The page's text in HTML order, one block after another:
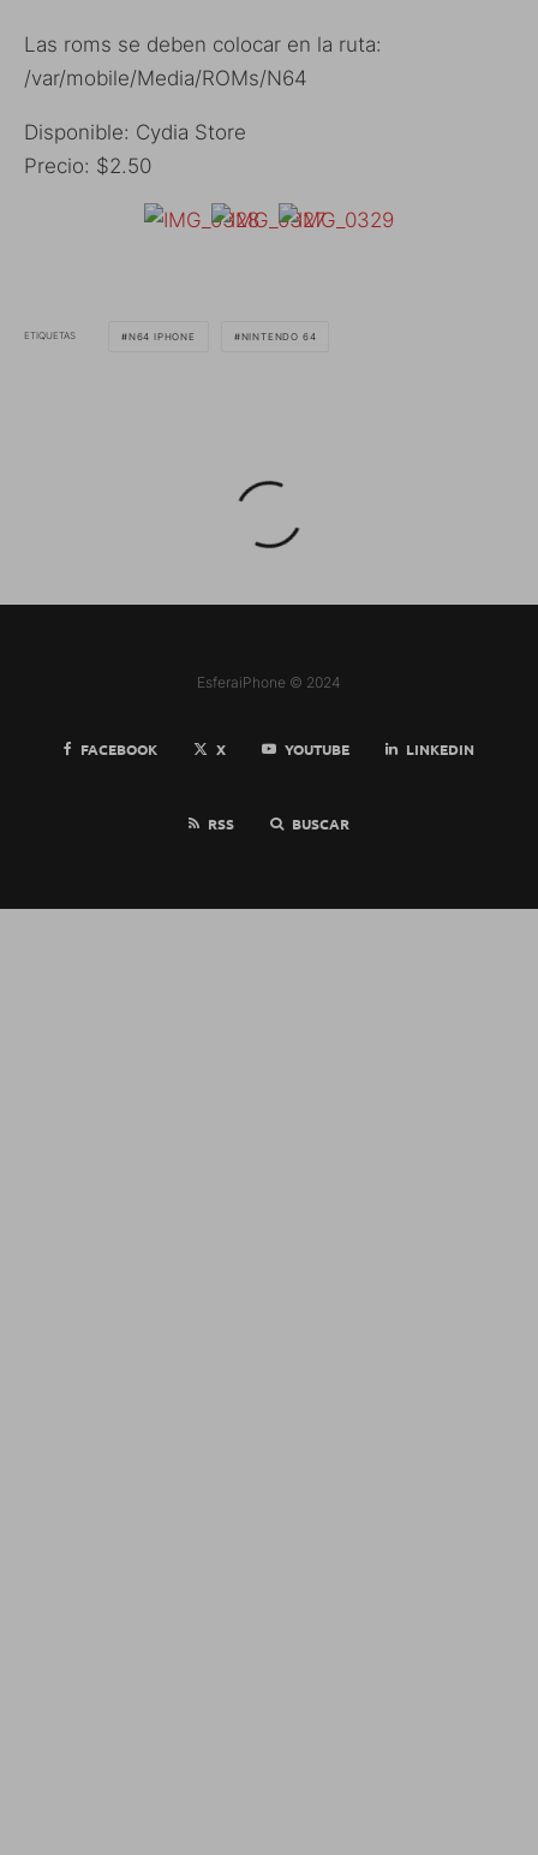
Las roms se deben colocar en la ruta:
/var/mobile/Media/ROMs/N64
Disponible: Cydia Store
Precio: $2.50
ETIQUETAS N64 IPHONE NINTENDO 64
EsferaiPhone © 2024
FACEBOOK X YOUTUBE LINKEDIN
RSS BUSCAR